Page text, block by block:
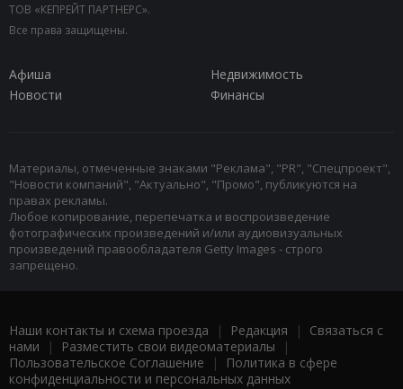
ТОВ «КЕПРЕЙТ ПАРТНЕРС».
Все права защищены.
Афиша
Недвижимость
Новости
Финансы
Материалы, отмеченные знаками "Реклама", "PR", "Спецпроект",
"Новости компаний", "Актуально", "Промо", публикуются на
правах рекламы.
Любое копирование, перепечатка и воспроизведение
фотографических произведений и/или аудиовизуальных
произведений правообладателя Getty Images - строго
запрещено.
Наши контакты и схема проезда | Редакция | Связаться с
нами | Разместить свои видеоматериалы |
Пользовательское Соглашение |
Политика в сфере
конфиденциальности и персональных данных